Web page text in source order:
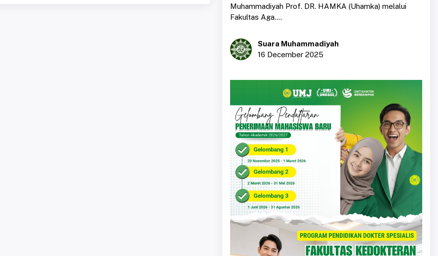
Muhammadiyah Prof. DR. HAMKA (Uhamka) melalui
Fakultas Aga....
Suara Muhammadiyah
16 December 2025